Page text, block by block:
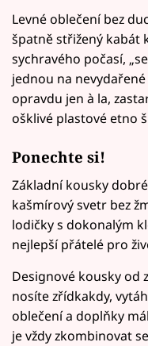
Levné oblečení bez
špatně střižený kabát
sychravého počasí,
jednou na
opravdu jen à la,
ošklivé plastové etno
Ponechte si!
Základní kousky
kašmírový svetr bez
lodičky s dokonalým
nejlepší přátelé pro
Designové kousky od
nosíte zřídkakdy,
oblečení a doplňky
je vždy zkombinovat